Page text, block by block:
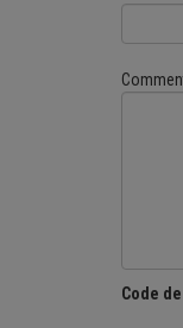
Code